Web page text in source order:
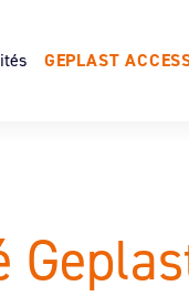
Une
GEPLAST